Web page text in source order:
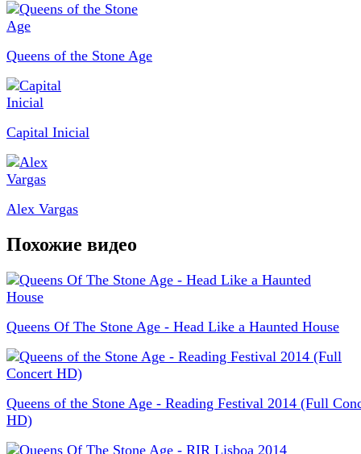
Queens of the Stone Age
Capital Inicial
Alex Vargas
Похожие видео
Queens Of The Stone Age - Head Like a Haunted House
Queens of the Stone Age - Reading Festival 2014 (Full
HD)